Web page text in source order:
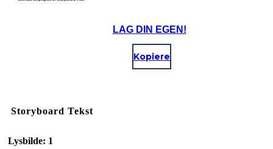
LAG DIN EGEN!
Kopiere
Storyboard Tekst
Lysbilde: 1